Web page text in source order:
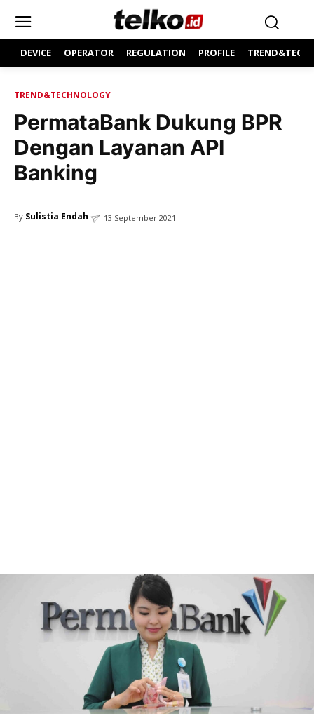
DEVICE OPERATOR REGULATION PROFILE
TREND&TECHNOLOGY
PermataBank Dukung BPR
Dengan Layanan API
Banking
By Sulistia Endah 13 September 2021